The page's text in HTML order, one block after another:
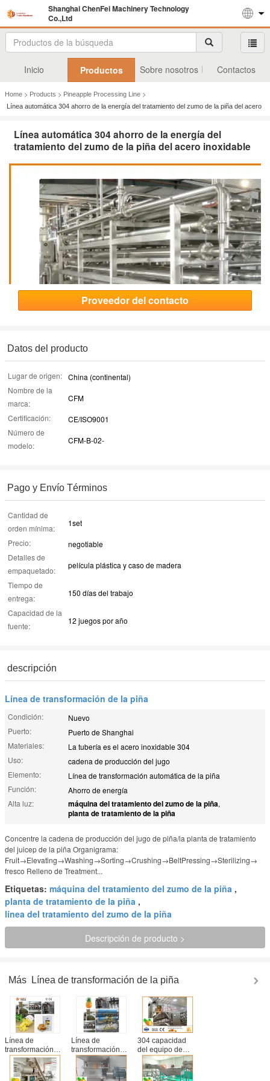
Shanghai ChenFei Machinery Technology
Co.,Ltd
Inicio Productos Sobre nosotros Contactos
Home > Products > Pineapple Processing Line >
Línea automática 304 ahorro de la energía del tratamiento del zumo de la piña del acero
Línea automática 304 ahorro de la energía del
tratamiento del zumo de la piña del acero inoxidable
Proveedor del contacto
Datos del producto
Lugar de origen: China (continental)
Nombre de la
marca:
CFM
Certificación:
CE/ISO9001
Número de
modelo:
CFM-B-02-
Pago y Envío Términos
Cantidad de
orden mínima:
1set
Precio:
negotiable
Detalles de
empaquetado:
película plástica y caso de madera
Tiempo de
entrega:
150 días del trabajo
Capacidad de la
fuente:
12 juegos por año
descripción
Línea de transformación de la piña
Condición:
Nuevo
Puerto:
Puerto de Shanghai
Materiales:
La tubería es el acero inoxidable 304
Uso:
cadena de producción del jugo
Elemento:
Línea de transformación automática de la piña
Función:
Ahorro de energía
Alta luz:
máquina del tratamiento del zumo de la piña,
planta de tratamiento de la piña
Concentre la cadena de producción del jugo de piña/la planta de tratamiento
del juicep de la piña Organigrama:
Fruit→Elevating→Washing→Sorting→Crushing→BeltPressing→Sterilizing→
fresco Relleno de Treatment...
Etiquetas: máquina del tratamiento del zumo de la piña ,
planta de tratamiento de la piña ,
línea del tratamiento del zumo de la piña
Descripción de producto >
Más Línea de transformación de la piña
Línea de
transformación
preservada
secada
automática de la
Línea de
transformación
automática de la
piña del proceso
de fruta máquina
304 capacidad
del equipo de
proceso de la
piña del
concentrado del